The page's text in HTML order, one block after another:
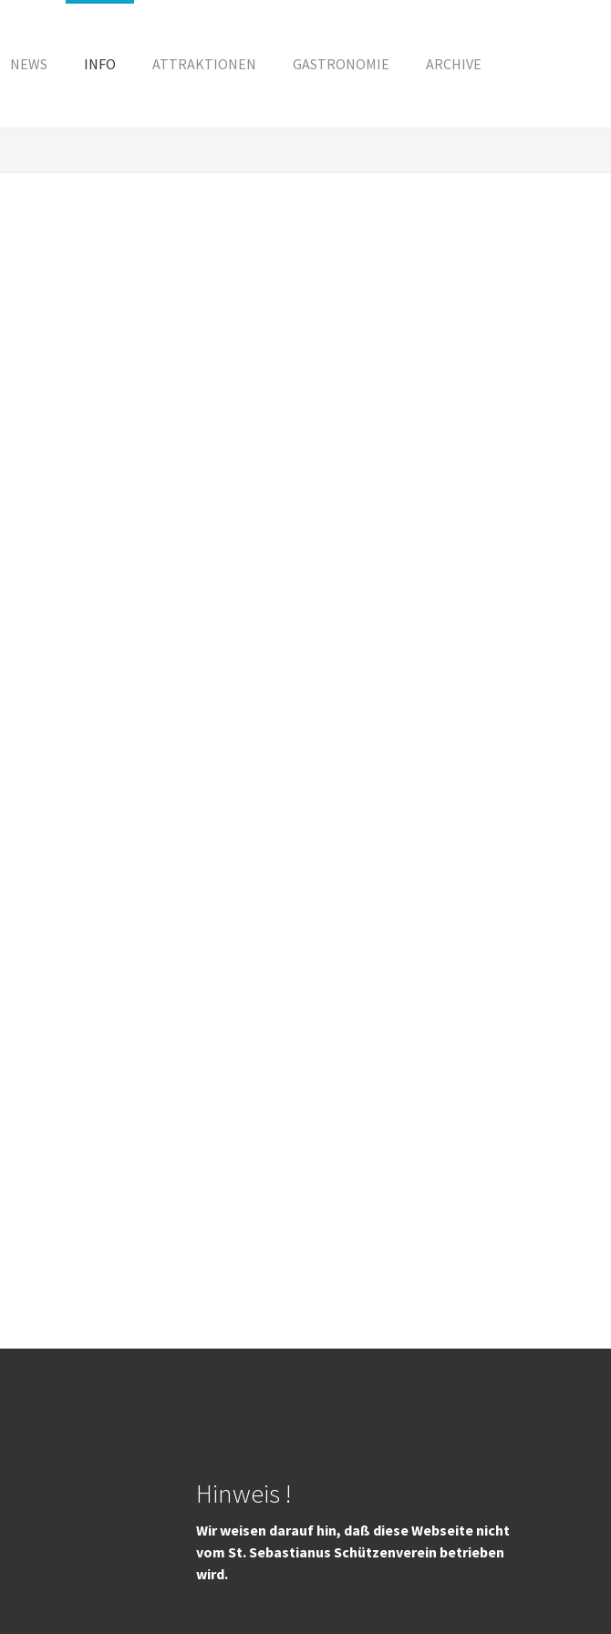
NEWS INFO ATTRAKTIONEN GASTRONOMIE ARCHIVE
Hinweis !
Wir weisen darauf hin, daß diese Webseite nicht
vom St. Sebastianus Schützenverein betrieben
wird.